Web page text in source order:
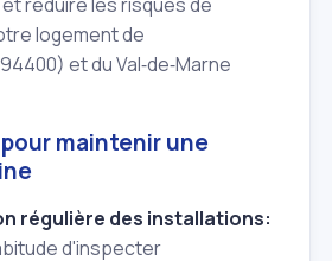
logement de
et du Val‑de‑Marne
maintenir une
régulière des installations:
d'inspecter